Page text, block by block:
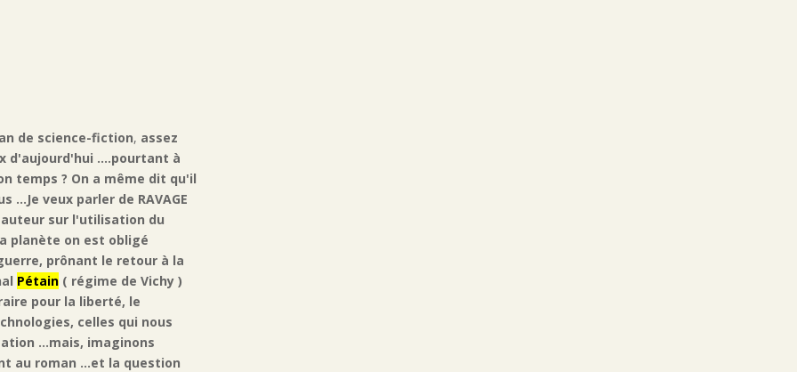
de science-fiction, assez
d'aujourd'hui ....pourtant à
temps ? On a même dit qu'il
veux parler de RAVAGE
sur l'utilisation du
planète on est obligé
prônant le retour à la
Pétain ( régime de Vichy )
pour la liberté, le
celles qui nous
...mais, imaginons
au roman ...et la question